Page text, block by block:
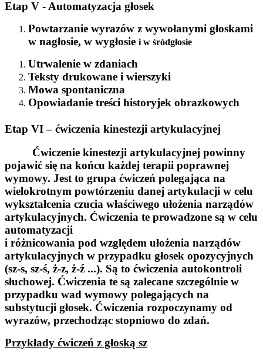
Etap V - Automatyzacja głosek
Powtarzanie wyrazów z wywołanymi głoskami
w nagłosie, w wygłosie i w śródgłosie
Utrwalenie w zdaniach
Teksty drukowane i wierszyki
Mowa spontaniczna
Opowiadanie treści historyjek obrazkowych
Etap VI – ćwiczenia kinestezji artykulacyjnej
Ćwiczenie kinestezji artykulacyjnej powinny
pojawić się na końcu każdej terapii poprawnej
wymowy. Jest to grupa ćwiczeń polegająca na
wielokrotnym powtórzeniu danej artykulacji w celu
wykształcenia czucia właściwego ułożenia narządów
artykulacyjnych. Ćwiczenia te prowadzone są w celu
automatyzacji
i różnicowania pod względem ułożenia narządów
artykulacyjnych w przypadku głosek opozycyjnych
(sz-s, sz-ś, ż-z, ż-ź ...). Są to ćwiczenia autokontroli
słuchowej. Ćwiczenia te są zalecane szczególnie w
przypadku wad wymowy polegających na
substytucji głosek. Ćwiczenia rozpoczynamy od
wyrazów, przechodząc stopniowo do zdań.
Przykłady ćwiczeń z głoską sz